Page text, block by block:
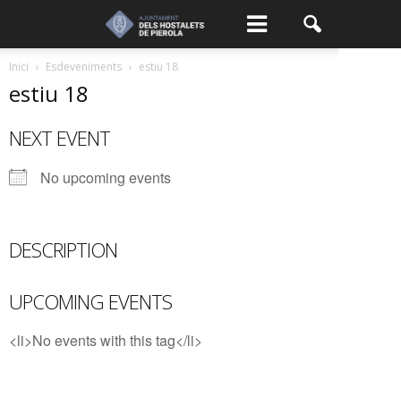
Inici Esdeveniments estiu 18
estiu 18
NEXT EVENT
No upcoming events
DESCRIPTION
UPCOMING EVENTS
<li>No events with this tag</li>